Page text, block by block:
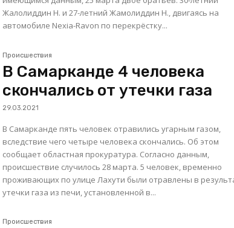
Жалолиддин Н. и 27-летний Жамолиддин Н., двигаясь на
автомобиле Nexia-Ravon по перекрёстку...
Происшествия
В Самарканде 4 человека
скончались от утечки газа
29.03.2021
В Самарканде пять человек отравились угарным газом,
вследствие чего четыре человека скончались. Об этом
сообщает областная прокуратура. Согласно данным,
происшествие случилось 28 марта. 5 человек, временно
проживающих по улице Лахути были отравлены в
утечки газа из печи, установленной в...
Происшествия